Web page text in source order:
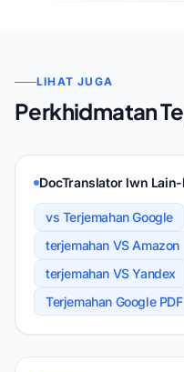
LIHAT JUGA
Perkhidmatan
DocTranslator lwn
vs Terjemahan Google
terjemahan VS Amazon
terjemahan VS Yandex
Terjemahan Google PDF